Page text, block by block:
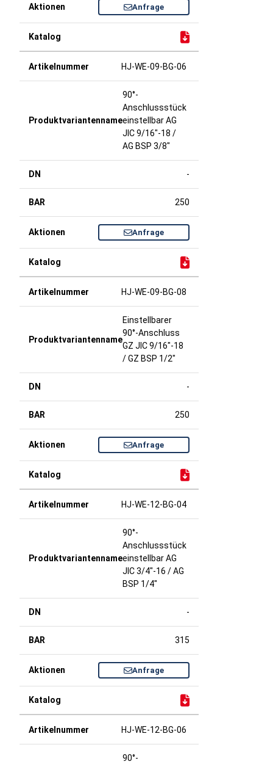
Anfrage
HJ-WE-09-BG-06
90°-
Anschlussstück
einstellbar AG
JIC 9/16"-18 /
AG BSP 3/8"
-
250
Anfrage
HJ-WE-09-BG-08
Einstellbarer
90°-Anschluss
GZ JIC 9/16"-18
/ GZ BSP 1/2"
-
250
Anfrage
HJ-WE-12-BG-04
90°-
Anschlussstück
einstellbar AG
JIC 3/4"-16 / AG
BSP 1/4"
-
315
Anfrage
HJ-WE-12-BG-06
90°-